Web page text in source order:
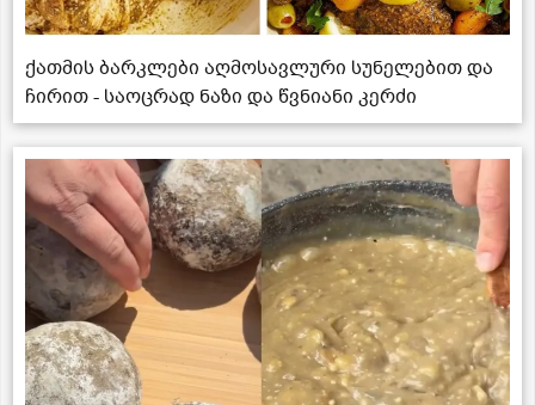
ქათმის ბარკლები აღმოსავლური სუნელებით და
ჩირით - საოცრად ნაზი და წვნიანი კერძი